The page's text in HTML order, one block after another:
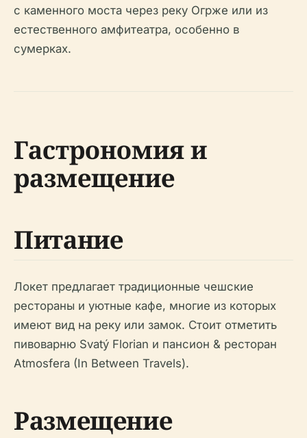
с каменного моста через реку Огрже или из
естественного амфитеатра, особенно в
сумерках.
Гастрономия и
размещение
Питание
Локет предлагает традиционные чешские
рестораны и уютные кафе, многие из которых
имеют вид на реку или замок. Стоит отметить
пивоварню Svatý Florian и пансион & ресторан
Atmosfera (In Between Travels).
Размещение